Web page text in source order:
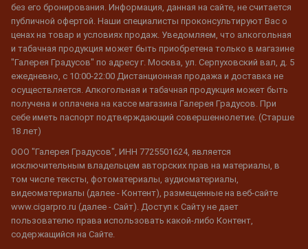
без его бронирования. Информация, данная на сайте, не считается
публичной офертой. Наши специалисты проконсультируют Вас о
ценах на товар и условиях продаж. Уведомляем, что алкогольная
и табачная продукция может быть приобретена только в магазине
"Галерея Градусов" по адресу г. Москва, ул. Серпуховский вал, д. 5
ежедневно, с 10:00-22:00 Дистанционная продажа и доставка не
осуществляется. Алкогольная и табачная продукция может быть
получена и оплачена на кассе магазина Галерея Градусов. При
себе иметь паспорт подтверждающий совершеннолетие. (Старше
18 лет)
ООО "Галерея Градусов", ИНН 7725501624, является
исключительным владельцем авторских прав на материалы, в
том числе тексты, фотоматериалы, аудиоматериалы,
видеоматериалы (далее - Контент), размещенные на веб-сайте
www.cigarpro.ru (далее - Сайт). Доступ к Сайту не дает
пользователю права использовать какой-либо Контент,
содержащийся на Сайте.